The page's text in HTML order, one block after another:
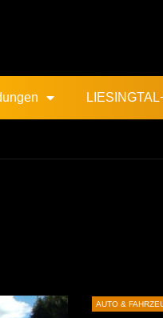
AUTO &